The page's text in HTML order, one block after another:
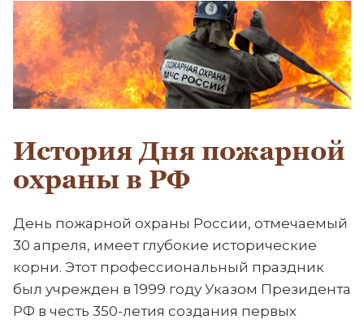
История Дня пожарной
охраны в РФ
День пожарной охраны России, отмечаемый
30 апреля, имеет глубокие исторические
корни. Этот профессиональный праздник
был учрежден в 1999 году Указом Президента
РФ в честь 350-летия создания первых